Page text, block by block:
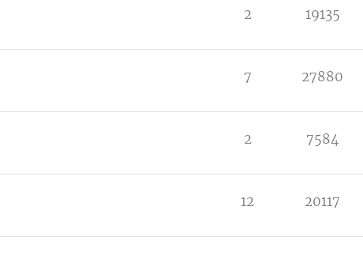
2 19135
7 27880
2 7584
12 20117